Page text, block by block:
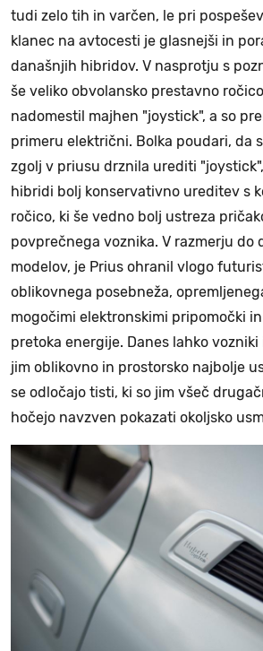
tudi zelo tih in varčen, le pri
klanec na avtocesti je glasnejši in
današnjih hibridov. V nasprotju s
še veliko obvolansko prestavno
nadomestil majhen "joystick", a so
primeru električni. Bolka poudari, da
zgolj v priusu drznila urediti
hibridi bolj konservativno ureditev s
ročico, ki še vedno bolj ustreza
povprečnega voznika. V razmerju
modelov, je Prius ohranil vlogo
oblikovnega posebneža,
mogočimi elektronskimi pripomočki
pretoka energije. Danes lahko
jim oblikovno in prostorsko najbolje
se odločajo tisti, ki so jim všeč
hočejo navzven pokazati okoljsko